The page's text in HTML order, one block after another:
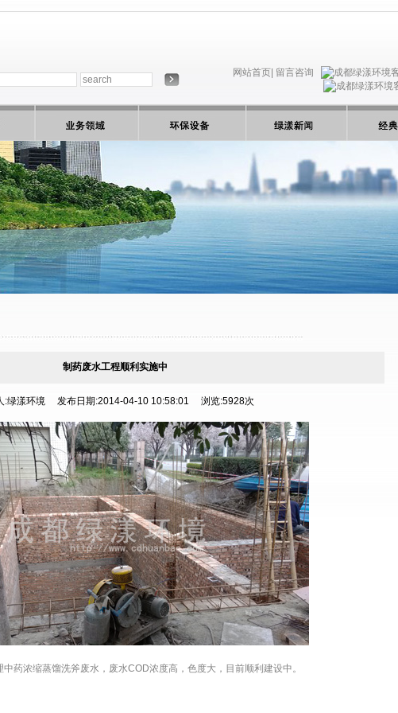
网站首页| 留言咨询
制药废水工程顺利实施中
:绿漾环境 发布日期:2014-04-10 10:58:01 浏览:5928次
药浓缩蒸馏洗斧废水，废水COD浓度高，色度大，目前顺利建设中。